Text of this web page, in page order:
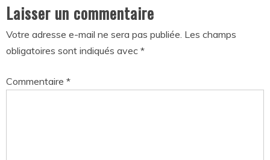
Laisser un commentaire
Votre adresse e-mail ne sera pas publiée. Les champs
obligatoires sont indiqués avec *
Commentaire *